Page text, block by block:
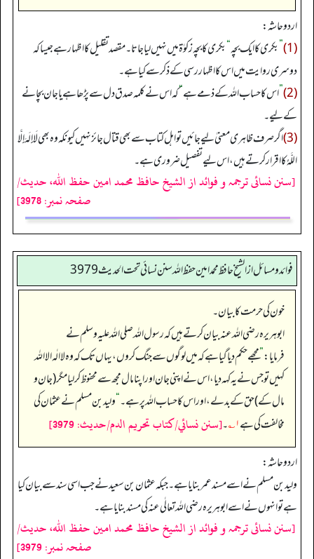
اردو حاشہ:
(1)
”بکری کا ایک بچہ“بکری کا بچہ زکوٰۃ میں نہیں لیا جاتا۔ مقصد تقلیل کا اظہار ہے جیسا کہ
دوسری روایت میں اس کا اظہار رسی کے ذکر سے کیا ہے۔
(2)
”اس کا حساب اللہ کے ذمے ہے“کہ اس نے کلمہ صدق دل سے پڑھا ہے یا جان بچانے
کے لیے۔
(3) اگر صرف ظاہری معنیٰ لیے جائیں تو اہل کتاب سے بھی قتال جائز نہیں کیونکہ وہ بھی لَا إِلَهَ إِلَّا
اللَّهُ کا اقرار کرتے ہیں، اس لیے تفصیل ضروری ہے۔
[سنن نسائی ترجمہ و فوائد از الشیخ حافظ محمد امین حفظ اللہ، حدیث/
صفحہ نمبر: 3978]
فوائد ومسائل از الشيخ حافظ محمد امين حفظ الله سنن نسائي تحت الحديث3979
خون کی حرمت کا بیان۔
ابوہریرہ رضی اللہ عنہ بیان کرتے ہیں کہ رسول اللہ صلی اللہ علیہ وسلم نے
فرمایا:”مجھے حکم دیا گیا ہے کہ میں لوگوں سے جنگ کروں، یہاں تک کہ وہ لا الٰہ الا اللہ
کہیں تو جس نے یہ کہہ دیا، اس نے اپنی جان اور اپنا مال مجھ سے محفوظ کر لیا مگر (جان و
مال کے) حق کے بدلے، اور اس کا حساب اللہ پر ہے۔‏‏‏‏“ولید بن مسلم نے عثمان کی
مخالفت کی ہے۱؎ ۔[سنن نسائي/كتاب تحريم الدم/حدیث: 3979]
اردو حاشہ:
ولید بن مسلم نے اسے مسند عمر بنایا ہے۔ جبکہ عثمان بن سعید نے جب اسی سند سے بیان کیا
ہے تو انہوں نے اسے ابوہریرہ رضی اللہ تعالٰی عنہ کی مسند بنایا ہے۔
[سنن نسائی ترجمہ و فوائد از الشیخ حافظ محمد امین حفظ اللہ، حدیث/
صفحہ نمبر: 3979]